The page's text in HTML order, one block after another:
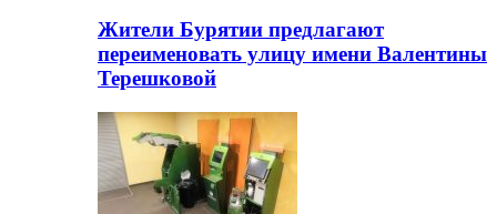
Жители Бурятии предлагают
переименовать улицу имени Валентины
Терешковой